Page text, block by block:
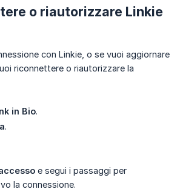
o riautorizzare Linkie
con Linkie, o se vuoi aggiornare
riconnettere o riautorizzare la
in Bio.
.
e segui i passaggi per
la connessione.